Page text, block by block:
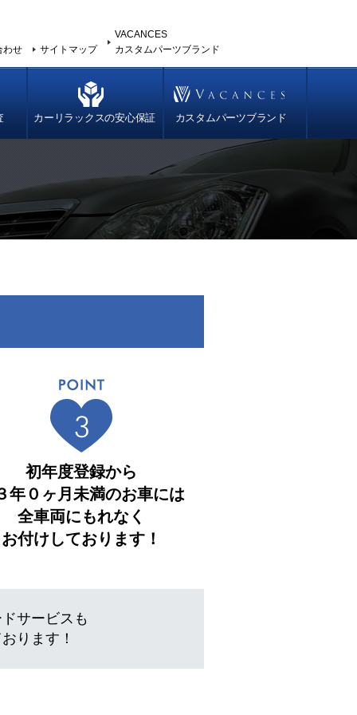
わせ サイトマップ
VACANCES
カスタムパーツブランド
カーリラックスの安心保証 カスタムパーツブランド
初年度登録から
年０ヶ月未満のお車には
全車両にもれなく
お付けしております！
サービスも
ります！